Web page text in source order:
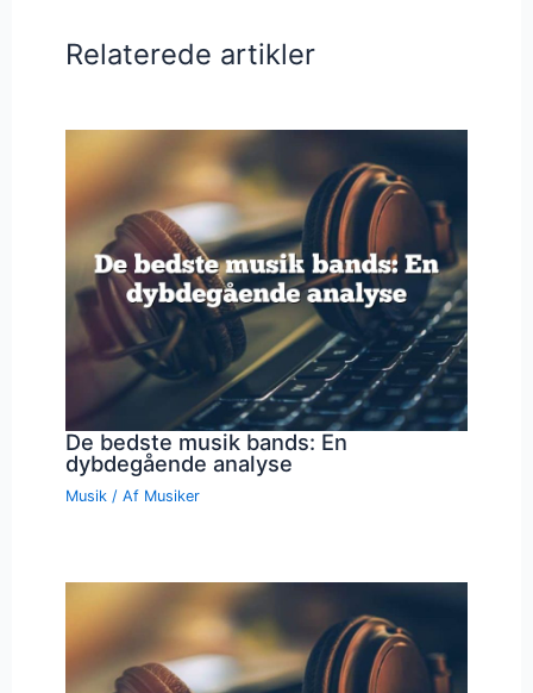
Relaterede artikler
De bedste musik bands: En
dybdegående analyse
Musik / Af Musiker